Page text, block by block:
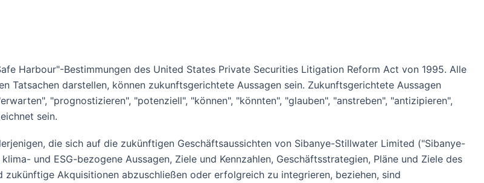
Harbour"-Bestimmungen des United States Private Securities Litigation Reform Act von 1995. Alle
Tatsachen darstellen, können zukunftsgerichtete Aussagen sein. Zukunftsgerichtete Aussagen
"prognostizieren", "potenziell", "können", "könnten", "glauben", "anstreben", "antizipieren",
sein.
die sich auf die zukünftigen Geschäftsaussichten von Sibanye-Stillwater Limited ("Sibanye-
und ESG-bezogene Aussagen, Ziele und Kennzahlen, Geschäftsstrategien, Pläne und Ziele des
Akquisitionen abzuschließen oder erfolgreich zu integrieren, beziehen, sind